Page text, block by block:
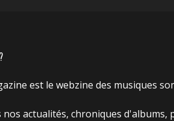
est le webzine des musiques
actualités, chroniques d'albums,